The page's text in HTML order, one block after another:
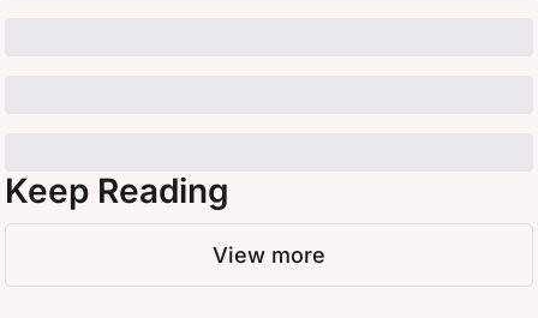
Keep Reading
View more